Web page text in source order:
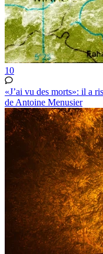
10
«J’ai vu des morts»: il a
de Antoine Menusier